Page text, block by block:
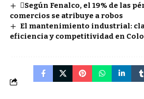
Según Fenalco, el 19% de las
comercios se atribuye a robos
El mantenimiento industrial:
eficiencia y competitividad en